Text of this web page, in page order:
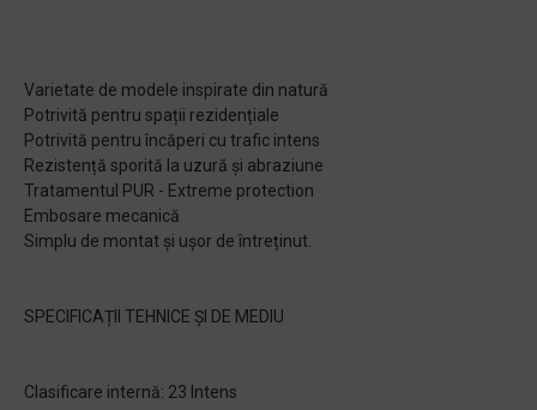
Varietate de modele inspirate din natură
Potrivită pentru spații rezidențiale
Potrivită pentru încăperi cu trafic intens
Rezistență sporită la uzură și abraziune
Tratamentul PUR - Extreme protection
Embosare mecanică
Simplu de montat și ușor de întreținut.
SPECIFICAȚII TEHNICE ȘI DE MEDIU
Clasificare internă: 23 Intens